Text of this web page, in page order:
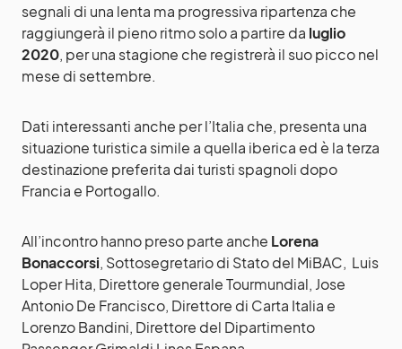
segnali di una lenta ma progressiva ripartenza che
raggiungerà il pieno ritmo solo a partire da luglio
2020, per una stagione che registrerà il suo picco nel
mese di settembre.
Dati interessanti anche per l’Italia che, presenta una
situazione turistica simile a quella iberica ed è la terza
destinazione preferita dai turisti spagnoli dopo
Francia e Portogallo.
All’incontro hanno preso parte anche Lorena
Bonaccorsi, Sottosegretario di Stato del MiBAC, Luis
Loper Hita, Direttore generale Tourmundial, Jose
Antonio De Francisco, Direttore di Carta Italia e
Lorenzo Bandini, Direttore del Dipartimento